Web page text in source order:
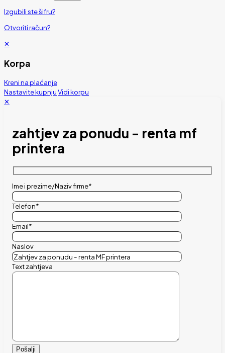
Izgubili ste šifru?
Otvoriti račun?
✕
Korpa
Kreni na plaćanje
Nastavite kupnjuVidi korpu
✕
zahtjev za ponudu - renta mf
printera
Ime i prezime/Naziv firme*
Telefon*
Email*
Naslov
Text zahtjeva